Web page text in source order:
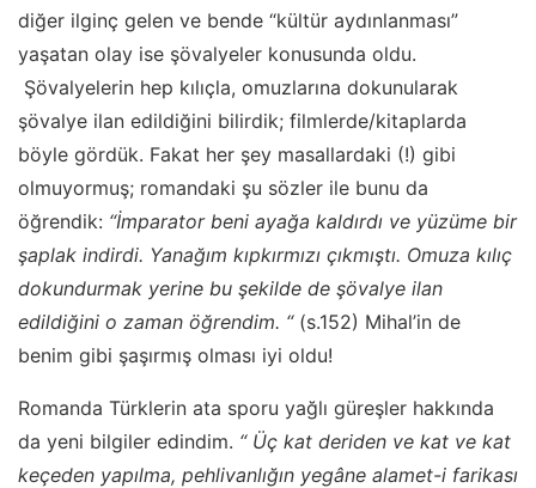
diğer ilginç gelen ve bende “kültür aydınlanması”
yaşatan olay ise şövalyeler konusunda oldu.
Şövalyelerin hep kılıçla, omuzlarına dokunularak
şövalye ilan edildiğini bilirdik; filmlerde/kitaplarda
böyle gördük. Fakat her şey masallardaki (!) gibi
olmuyormuş; romandaki şu sözler ile bunu da
öğrendik: “İmparator beni ayağa kaldırdı ve yüzüme bir
şaplak indirdi. Yanağım kıpkırmızı çıkmıştı. Omuza kılıç
dokundurmak yerine bu şekilde de şövalye ilan
edildiğini o zaman öğrendim. “(s.152) Mihal’in de
benim gibi şaşırmış olması iyi oldu!
Romanda Türklerin ata sporu yağlı güreşler hakkında
da yeni bilgiler edindim. “ Üç kat deriden ve kat ve kat
keçeden yapılma, pehlivanlığın yegâne alamet-i farikası